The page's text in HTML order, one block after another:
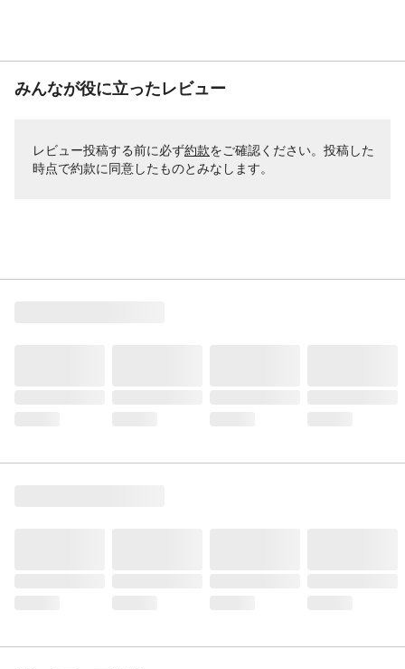
みんなが役に立ったレビュー
レビュー投稿する前に必ず約款をご確認ください。投稿した
時点で約款に同意したものとみなします。